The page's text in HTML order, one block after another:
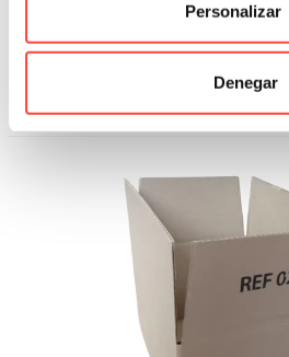
Personalizar
Denegar
Referencia:
1,22 €